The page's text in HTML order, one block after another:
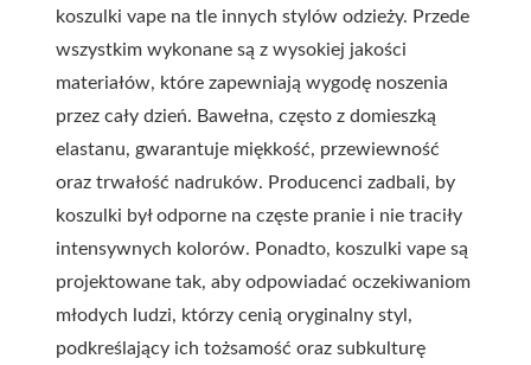
koszulki vape na tle innych stylów odzieży. Przede
wszystkim wykonane są z wysokiej jakości
materiałów, które zapewniają wygodę noszenia
przez cały dzień. Bawełna, często z domieszką
elastanu, gwarantuje miękkość, przewiewność
oraz trwałość nadruków. Producenci zadbali, by
koszulki był odporne na częste pranie i nie traciły
intensywnych kolorów. Ponadto, koszulki vape są
projektowane tak, aby odpowiadać oczekiwaniom
młodych ludzi, którzy cenią oryginalny styl,
podkreślający ich tożsamość oraz subkulturę